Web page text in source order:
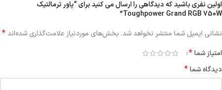
اولین نفری باشید که دیدگاهی را ارسال می کنید برای “پاور ترمالتیک
Toughpower Grand RGB 750W”
نشانی ایمیل شما منتشر نخواهد شد. بخش‌های موردنیاز علامت‌گذاری شده‌اند*
امتیاز شما*
دیدگاه شما*